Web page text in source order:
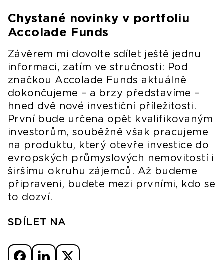
Chystané novinky v portfoliu
Accolade Funds
Závěrem mi dovolte sdílet ještě jednu
informaci, zatím ve stručnosti: Pod
značkou Accolade Funds aktuálně
dokončujeme – a brzy představíme –
hned dvě nové investiční příležitosti.
První bude určena opět kvalifikovaným
investorům, souběžně však pracujeme
na produktu, který otevře investice do
evropských průmyslových nemovitostí i
širšímu okruhu zájemců. Až budeme
připraveni, budete mezi prvními, kdo se
to dozví.
SDÍLET NA